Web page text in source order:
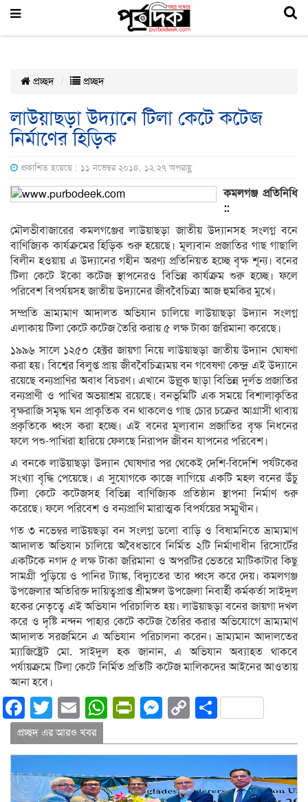
প্রচ্ছদ প্রচ্ছদ
লাউয়াছড়া উদ্যানে টিলা কেটে কটেজ
নির্মাণের হিড়িক
প্রকাশিত হয়েছে : ১১ নভেম্বর ২০১৪, ১২:২৭ অপরাহ্ণ
কমলগঞ্জ প্রতিনিধি
::
মৌলভীবাজারের কমলগঞ্জের লাউয়াছড়া জাতীয় উদ্যানসহ সংলগ্ন বনে
বাণিজ্যিক কার্যক্রমের হিড়িক শুরু হয়েছে। মূল্যবান প্রজাতির গাছ গাছালি
বিলীন হওয়ায় এ উদ্যানের গহীন অরণ্য প্রতিনিয়ত হচ্ছে বৃক্ষ শূন্য। বনের
টিলা কেটে ইকো কটেজ স্থাপনেরও বিভিন্ন কার্যক্রম শুরু হচ্ছে। ফলে
পরিবেশ বিপর্যয়সহ জাতীয় উদ্যানের জীববৈচিত্র্য আজ হুমকির মুখে।
সম্প্রতি ভ্রাম্যমাণ আদালত অভিযান চালিয়ে লাউয়াছড়া উদ্যান সংলগ্ন
এলাকায় টিলা কেটে কটেজ তৈরি করায় ৫ লক্ষ টাকা জরিমানা করেছে।
১৯৯৬ সালে ১২৫০ হেক্টর জায়গা নিয়ে লাউয়াছড়া জাতীয় উদ্যান ঘোষণা
করা হয়। বিশ্বের বিলুপ্ত প্রায় জীববৈচিত্র্যময় বন গবেষণা কেন্দ্র এই উদ্যানে
রয়েছে বন্যপ্রাণির অবাধ বিচরণ। এখানে উল্লুক ছাড়া বিভিন্ন দুর্লভ প্রজাতির
বন্যপ্রাণী ও পাখির অভয়াশ্রম রয়েছে। বনভূমিটি এক সময়ে বিশালাকৃতির
বৃক্ষরাজি সমৃদ্ধ ঘন প্রাকৃতিক বন থাকলেও গাছ চোর চক্রের আগ্রাসী থাবায়
প্রকৃতিকে ধ্বংস করা হচ্ছে। এই বনের মূল্যবান প্রজাতির বৃক্ষ নিধনের
ফলে পশু-পাখিরা হারিয়ে ফেলছে নিরাপদ জীবন যাপনের পরিবেশ।
এ বনকে লাউয়াছড়া উদ্যান ঘোষণার পর থেকেই দেশি-বিদেশি পর্যটকের
সংখ্যা বৃদ্ধি পেয়েছে। এ সুযোগকে কাজে লাগিয়ে একটি মহল বনের উঁচু
টিলা কেটে কটেজসহ বিভিন্ন বাণিজ্যিক প্রতিষ্ঠান স্থাপনা নির্মাণ শুরু
করেছে। ফলে পরিবেশ ও বন্যপ্রাণি মারাত্মক বিপর্যয়ের সম্মুখীন।
গত ৩ নভেম্বর লাউয়ছড়া বন সংলগ্ন ডলো বাড়ি ও বিষামনিতে ভ্রাম্যমাণ
আদালত অভিযান চালিয়ে অবৈধভাবে নির্মিত ২টি নির্মাণাধীন রিসোর্টের
একটিকে নগদ ৫ লক্ষ টাকা জরিমানা ও অপরটির ভেতরে মাটিকাটার কিছু
সামগ্রী পুড়িয়ে ও পানির ট্যাঙ্ক, বিদ্যুতের তার ধ্বংস করে দেয়। কমলগঞ্জ
উপজেলার অতিরিক্ত দায়িত্বপ্রাপ্ত শ্রীমঙ্গল উপজেলা নিবার্হী কর্মকর্তা সাইদুল
হকের নেতৃত্বে এই অভিযান পরিচালিত হয়। লাউয়াছড়া বনের জায়গা দখল
করে ও দৃষ্টি নন্দন পাহার কেটে কটেজ তৈরির করার অভিযোগে ভ্রাম্যমাণ
আদালত সরজমিনে এ অভিযান পরিচালনা করেন। ভ্রাম্যমান আদালতের
ম্যাজিষ্ট্রেট মো. সাইদুল হক জানান, এ অভিযান অব্যাহত থাকবে
পর্যায়ক্রমে টিলা কেটে নির্মিত প্রতিটি কটেজ মালিকদের আইনের আওতায়
আনা হবে।
Facebook
Twitter
EmailWhatsApp
PrintFriendly
Messenger
CopyShare
প্রচ্ছদ এর আরও খবর